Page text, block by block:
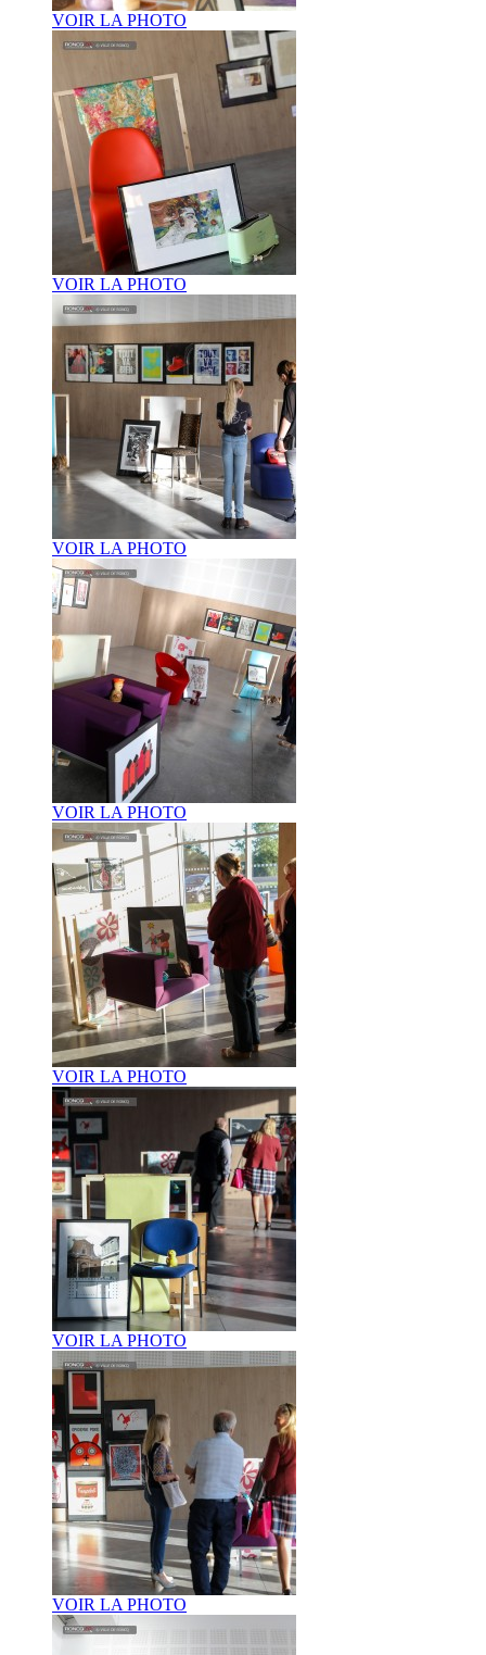
VOIR LA PHOTO
VOIR LA PHOTO
VOIR LA PHOTO
VOIR LA PHOTO
VOIR LA PHOTO
VOIR LA PHOTO
VOIR LA PHOTO